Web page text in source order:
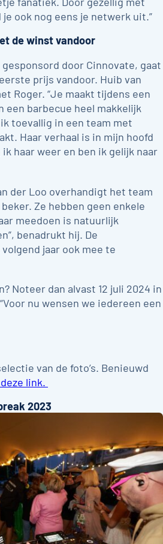
ook nog eens je netwerk uit.”
de winst vandoor
door Cinnovate, gaat
prijs vandoor. Huib van
Roger. “Je maakt tijdens een
een barbecue heel makkelijk
toevallig in een team met
Haar verhaal is in mijn hoofd
haar weer en ben ik gelijk naar
der Loo overhandigt het team
Ze hebben geen enkele
meedoen is natuurlijk
benadrukt hij. De
jaar ook mee te
Noteer dan alvast 12 juli 2024 in
nu wensen we iedereen een
van de foto’s. Benieuwd
link.
2023